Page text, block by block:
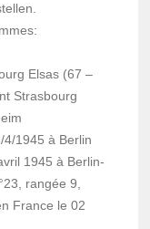
Elsas (67 –
Strasbourg
1945 à Berlin
1945 à Berlin-
rangée 9,
France le 02